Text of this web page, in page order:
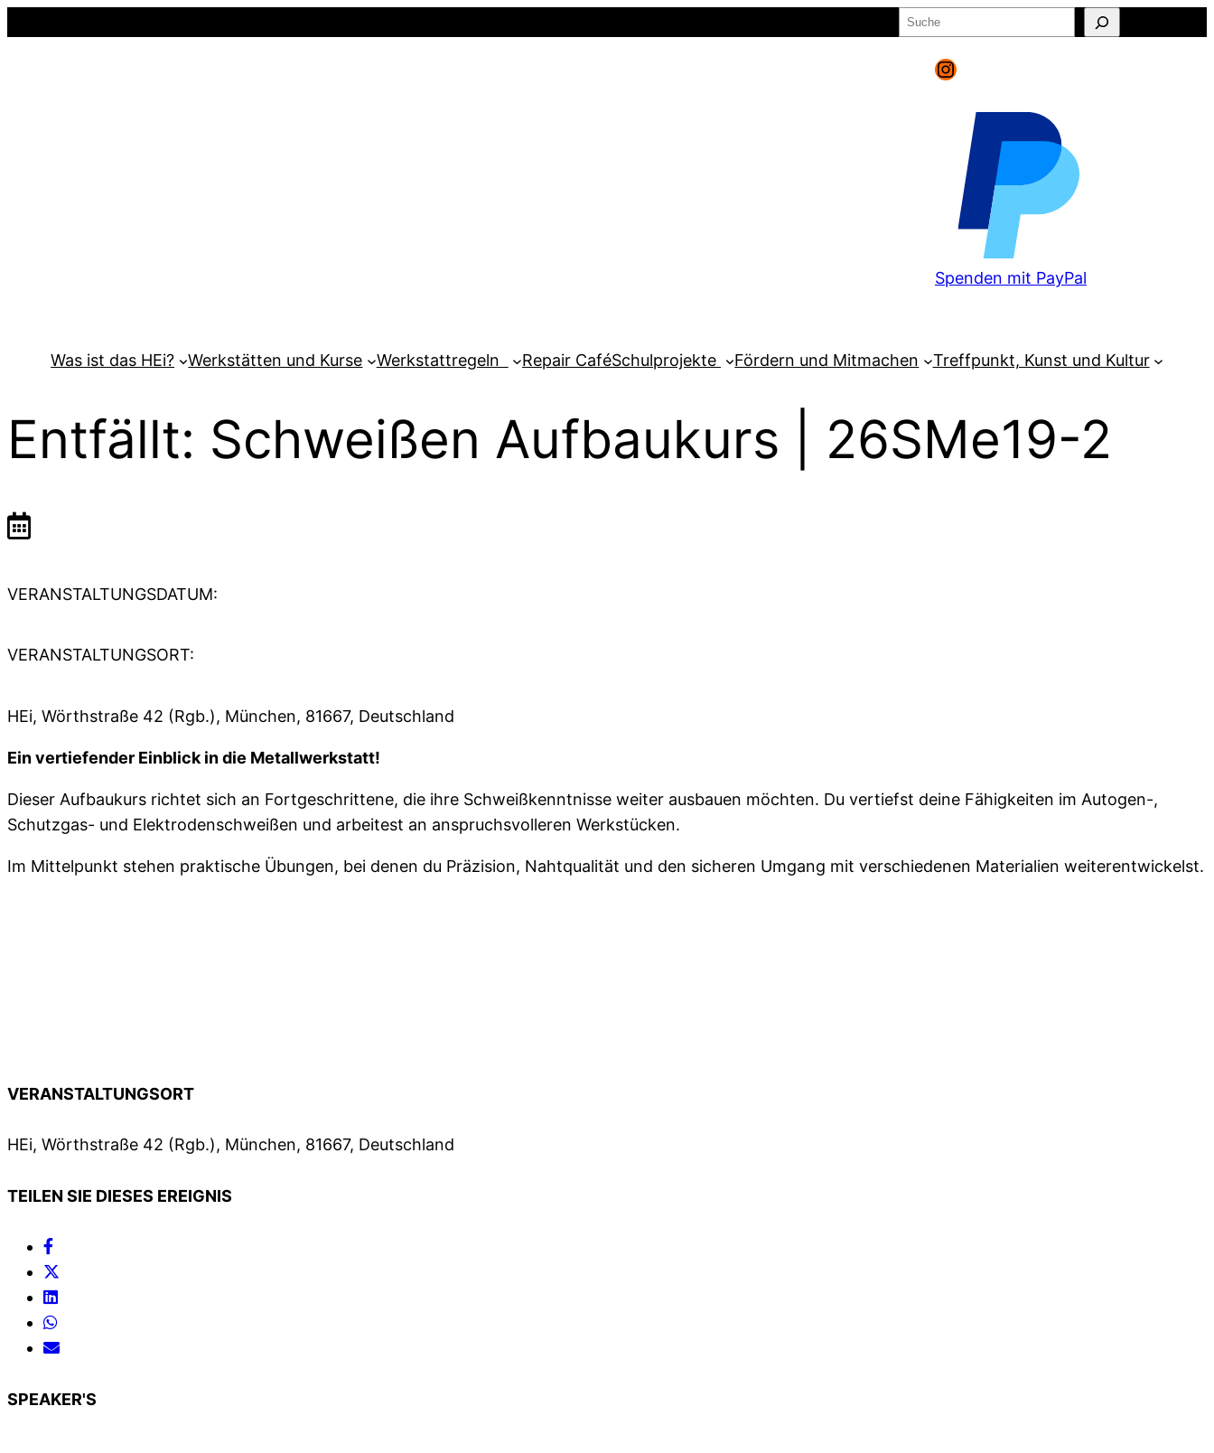
Suchen
Instagram
Spenden mit PayPal
Was ist das HEi? Werkstätten und Kurse Werkstattregeln Repair CaféSchulprojekte Fördern und Mitmachen Treffpunkt, Kunst und Kultur
Entfällt: Schweißen Aufbaukurs | 26SMe19-2
VERANSTALTUNGSDATUM:
VERANSTALTUNGSORT:
HEi, Wörthstraße 42 (Rgb.), München, 81667, Deutschland
Ein vertiefender Einblick in die Metallwerkstatt!
Dieser Aufbaukurs richtet sich an Fortgeschrittene, die ihre Schweißkenntnisse weiter ausbauen möchten. Du vertiefst deine Fähigkeiten im Autogen-,
Schutzgas- und Elektrodenschweißen und arbeitest an anspruchsvolleren Werkstücken.
Im Mittelpunkt stehen praktische Übungen, bei denen du Präzision, Nahtqualität und den sicheren Umgang mit verschiedenen Materialien weiterentwickelst.
VERANSTALTUNGSORT
HEi, Wörthstraße 42 (Rgb.), München, 81667, Deutschland
TEILEN SIE DIESES EREIGNIS
SPEAKER'S